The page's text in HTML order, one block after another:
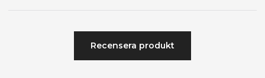
Recensera produkt